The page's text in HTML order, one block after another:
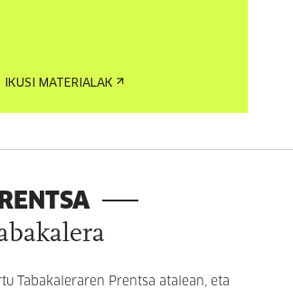
IKUSI MATERIALAK
Tabakaleraren Prentsa atalean, eta